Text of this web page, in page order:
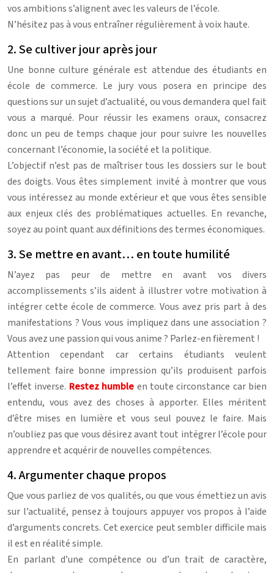
vos ambitions s’alignent avec les valeurs de l’école.
N’hésitez pas à vous entraîner régulièrement à voix haute.
2. Se cultiver jour après jour
Une bonne culture générale est attendue des étudiants en
école de commerce. Le jury vous posera en principe des
questions sur un sujet d’actualité, ou vous demandera quel fait
vous a marqué. Pour réussir les examens oraux, consacrez
donc un peu de temps chaque jour pour suivre les nouvelles
concernant l’économie, la société et la politique.
L’objectif n’est pas de maîtriser tous les dossiers sur le bout
des doigts. Vous êtes simplement invité à montrer que vous
vous intéressez au monde extérieur et que vous êtes sensible
aux enjeux clés des problématiques actuelles. En revanche,
soyez au point quant aux définitions des termes économiques.
3. Se mettre en avant… en toute humilité
N’ayez pas peur de mettre en avant vos divers
accomplissements s’ils aident à illustrer votre motivation à
intégrer cette école de commerce. Vous avez pris part à des
manifestations ? Vous vous impliquez dans une association ?
Vous avez une passion qui vous anime ? Parlez-en fièrement !
Attention cependant car certains étudiants veulent
tellement faire bonne impression qu’ils produisent parfois
l’effet inverse. Restez humble en toute circonstance car bien
entendu, vous avez des choses à apporter. Elles méritent
d’être mises en lumière et vous seul pouvez le faire. Mais
n’oubliez pas que vous désirez avant tout intégrer l’école pour
apprendre et acquérir de nouvelles compétences.
4. Argumenter chaque propos
Que vous parliez de vos qualités, ou que vous émettiez un avis
sur l’actualité, pensez à toujours appuyer vos propos à l’aide
d’arguments concrets. Cet exercice peut sembler difficile mais
il est en réalité simple.
En parlant d’une compétence ou d’un trait de caractère,